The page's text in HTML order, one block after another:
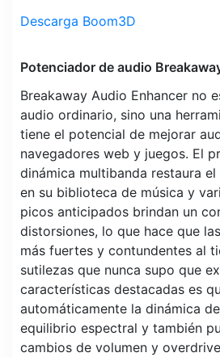
Descarga Boom3D
Potenciador de audio
Breakaway Audio Enhancer no
audio ordinario, sino una
tiene el potencial de mejorar
navegadores web y juegos. El
dinámica multibanda restaura
en su biblioteca de música y
picos anticipados brindan un
distorsiones, lo que hace que
más fuertes y contundentes al
sutilezas que nunca supo que
características destacadas es
automáticamente la dinámica
equilibrio espectral y también
cambios de volumen y